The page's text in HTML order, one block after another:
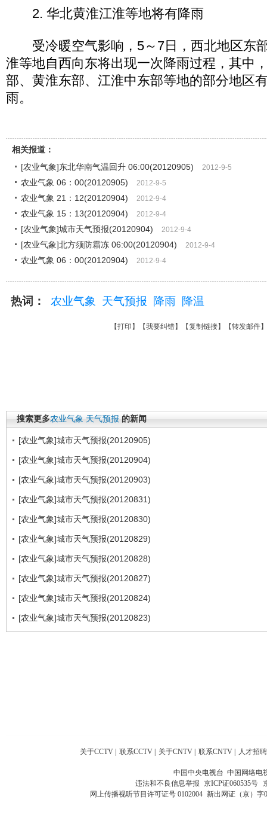
2. 华北黄淮江淮等地将有降雨
受冷暖空气影响，5～7日，西北地区东
淮等地自西向东将出现一次降雨过程，其中
部、黄淮东部、江淮中东部等地的部分地区
雨。
相关报道：
[农业气象]东北华南气温回升 06:00(20120905)
2012-9-5
农业气象 06：00(20120905) 2012-9-5
农业气象 21：12(20120904) 2012-9-4
农业气象 15：13(20120904) 2012-9-4
[农业气象]城市天气预报(20120904) 2012-9-4
[农业气象]北方须防霜冻 06:00(20120904) 2012-9-4
农业气象 06：00(20120904) 2012-9-4
热词： 农业气象 天气预报 降雨 降温
【打印 】【我要纠错】【复制链接】【转发邮件
搜索更多农业气象 天气预报 的新闻
[农业气象]城市天气预报(20120905)
[农业气象]城市天气预报(20120904)
[农业气象]城市天气预报(20120903)
[农业气象]城市天气预报(20120831)
[农业气象]城市天气预报(20120830)
[农业气象]城市天气预报(20120829)
[农业气象]城市天气预报(20120828)
[农业气象]城市天气预报(20120827)
[农业气象]城市天气预报(20120824)
[农业气象]城市天气预报(20120823)
关于CCTV 联系CCTV 关于CNTV 联系CNTV 人才招聘
中国中央电视台 中国网络电
违法和不良信息举报 京ICP证060535号
网上传播视听节目许可证号 0102004 新出网证（京）